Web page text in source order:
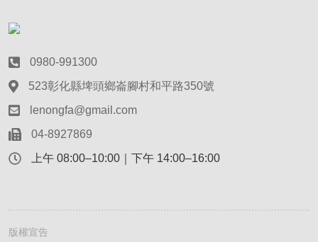
0980-991300
523彰化縣埤頭鄉崙腳村和平路350號
lenongfa@gmail.com
04-8927869
上午 08:00–10:00｜下午 14:00–16:00
版權宣告